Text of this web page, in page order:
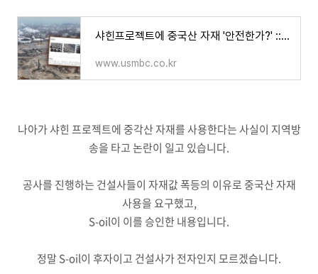
샤힌프로젝트에 중국산 자재 '안전한가?' ::::: 기사
www.usmbc.co.kr
나아가 샤힌 프로젝트에 중각산 자재를 사용한다는 사실이 지역방
송을 타고 논란이 일고 있습니다.
공사를 진행하는 건설사들이 자재값 폭등의 이유로 중국산 자재
사용을 요구했고,
S-oil이 이를 승인한 내용입니다.
정말 S-oil이 후자이고 건설사가 전자인지 모르겠습니다.